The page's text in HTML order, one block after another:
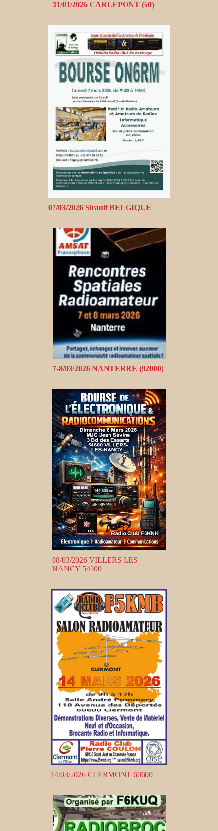
31/01/2026 CARLEPONT (60)
07/03/2026 Sirault BELGIQUE
7-8/03/2026 NANTERRE (92000)
08/03/2026 VILLERS LES
NANCY 54600
14/03/2026 CLERMONT 60600